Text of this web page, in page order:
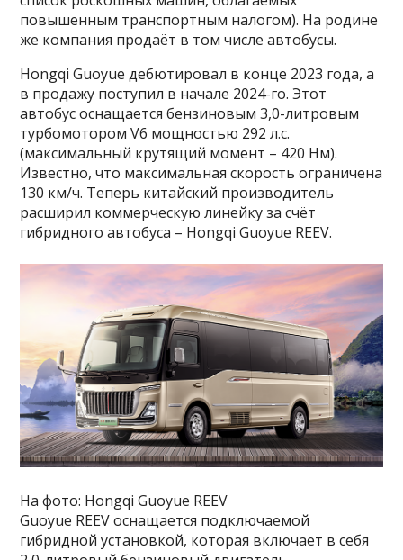
повышенным транспортным налогом). На родине
же компания продаёт в том числе автобусы.
Hongqi Guoyue дебютировал в конце 2023 года, а
в продажу поступил в начале 2024-го. Этот
автобус оснащается бензиновым 3,0-литровым
турбомотором V6 мощностью 292 л.с.
(максимальный крутящий момент – 420 Нм).
Известно, что максимальная скорость ограничена
130 км/ч. Теперь китайский производитель
расширил коммерческую линейку за счёт
гибридного автобуса – Hongqi Guoyue REEV.
На фото: Hongqi Guoyue REEV
Guoyue REEV оснащается подключаемой
гибридной установкой, которая включает в себя